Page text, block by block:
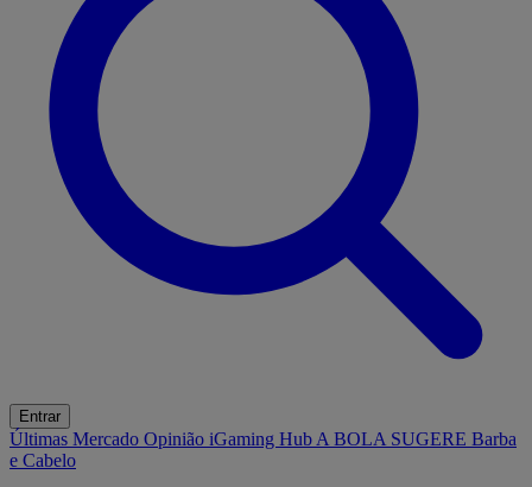
Entrar
Últimas Mercado Opinião iGaming Hub A BOLA SUGERE Barba
e Cabelo